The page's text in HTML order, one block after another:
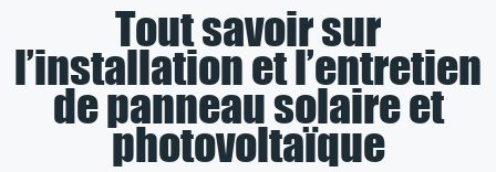
Tout savoir sur
l’installation et l’entretien
de panneau solaire et
photovoltaïque